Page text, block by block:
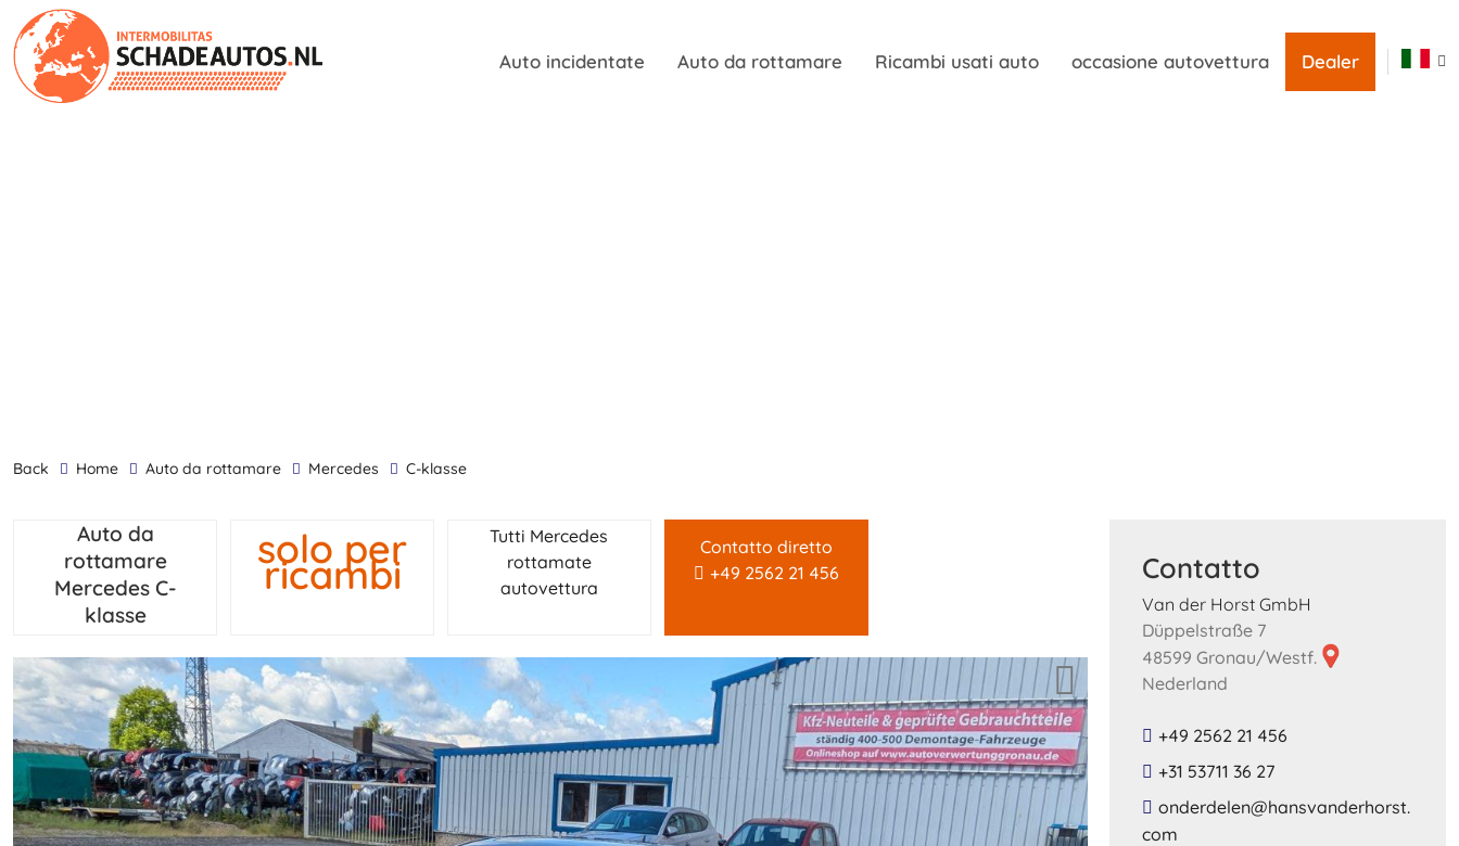
Auto incidentate Auto da rottamare Ricambi usati auto occasione autovettura Dealer
back Home Auto da rottamare Mercedes C-klasse
Auto da
rottamare
Mercedes C-
klasse
solo per
ricambi
Tutti Mercedes
rottamate
autovettura
Contatto diretto
+49 2562 21 456
Contatto
Van der Horst GmbH
Düppelstraße 7
48599 Gronau/Westf.
Nederland
+49 2562 21 456
+31 53711 36 27
​onderdelen​@​hansvanderhorst​.​
com​